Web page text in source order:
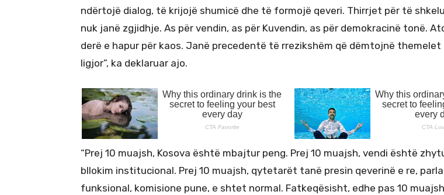
ndërtojë dialog, të krijojë shumicë dhe të formojë qeveri. Thirrjet për të
nuk janë zgjidhje. As për vendin, as për Kuvendin, as për demokracinë tonë.
derë e hapur për kaos. Janë precedentë të rrezikshëm që dëmtojnë
ligjor”, ka deklaruar ajo.
“Prej 10 muajsh, Kosova është mbajtur peng. Prej 10 muajsh, vendi është
bllokim institucional. Prej 10 muajsh, qytetarët tanë presin qeverinë e re,
funksional, komisione pune, e shtet normal. Fatkeqësisht, edhe pas 10